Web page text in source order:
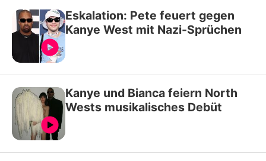
Eskalation: Pete feuert gegen
Kanye West mit Nazi-Sprüchen
Kanye und Bianca feiern North
Wests musikalisches Debüt